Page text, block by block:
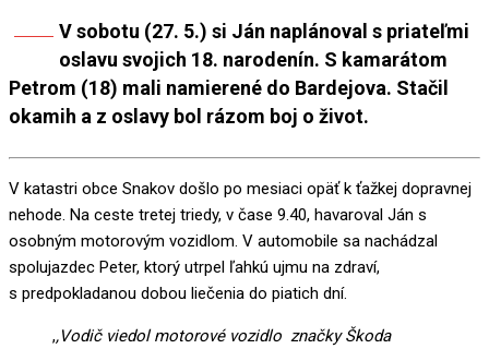
V sobotu (27. 5.) si Ján naplánoval s priateľmi
oslavu svojich 18. narodenín. S kamarátom
Petrom (18) mali namierené do Bardejova. Stačil
okamih a z oslavy bol rázom boj o život.
V katastri obce Snakov došlo po mesiaci opäť k ťažkej dopravnej
nehode. Na ceste tretej triedy, v čase 9.40, havaroval Ján s
osobným motorovým vozidlom. V automobile sa nachádzal
spolujazdec Peter, ktorý utrpel ľahkú ujmu na zdraví,
s predpokladanou dobou liečenia do piatich dní.
,,Vodič viedol motorové vozidlo značky Škoda